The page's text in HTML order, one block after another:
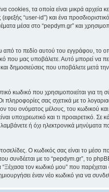
τα οποία είναι μικρά αρχεία
“user-id”) και ένα
μέσα στο “pepdym.gr” και
το πεδίο αυτού του εγγράφου, το
που μας υποβάλετε. Αυτό μπορεί να
δημοσιεύσεις που υποβάλετε μετά
κωδικό που χρησιμοποιείται για τη
πληροφορίες σας σχετικά με το
του ονόματος μέλους, του κωδικού και
υποχρεωτικό και τι προαιρετικό. Σε
ή όχι ηλεκτρονικά μηνύματα
Ο κωδικός σας είναι το μέσο
συνδέεται με το “pepdym.gr”, το
“Ξέχασα τον κωδικό μου” που
έναν νέο κωδικό για να